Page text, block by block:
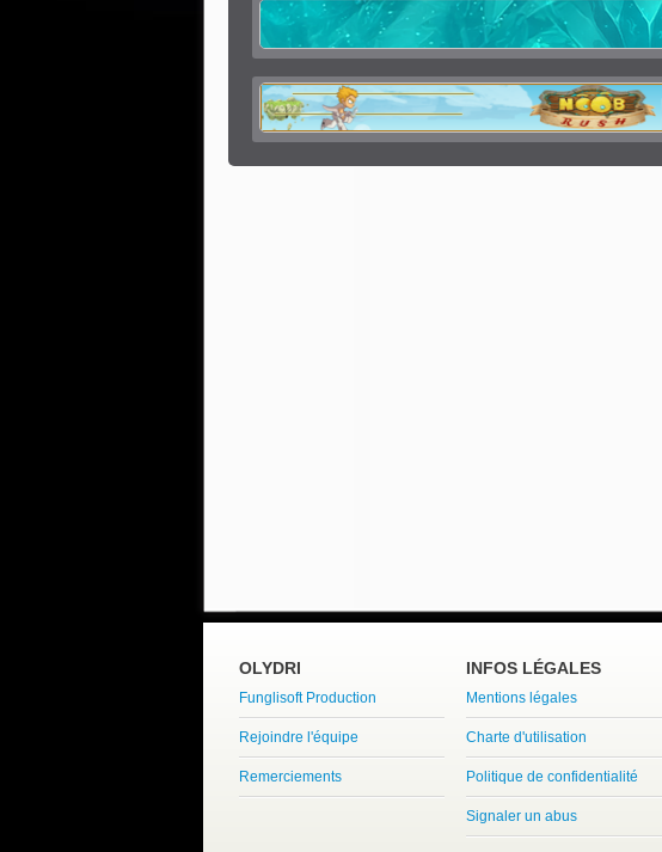
OLYDRI
Funglisoft Production
Rejoindre l'équipe
Remerciements
INFOS LÉGALES
Mentions légales
Charte d'utilisation
Politique de confidentialité
Signaler un abus